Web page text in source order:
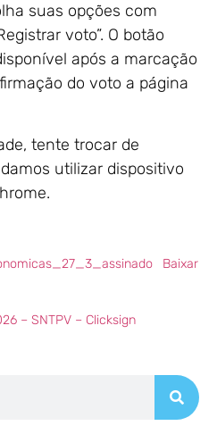
suas opções com
voto”. O botão
após a marcação
do voto a página
tente trocar de
utilizar dispositivo
Baixar
– SNTPV – Clicksign